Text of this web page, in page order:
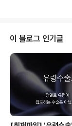
꿔치기 근절을 위한 정부
령수술’ 관련 검찰의 철
기종 환자단체연합회 회
바꿔치기하는 이른바 유
며 “이러한 행위는 의사
사기’이며 의료행위를 가
이 블로그 인기글